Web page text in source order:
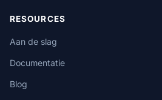
RESOURCES
Aan de slag
Documentatie
Blog